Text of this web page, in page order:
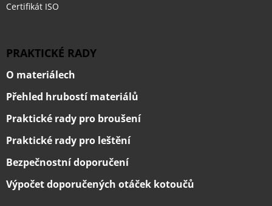
Certifikát ISO
PRAKTICKÉ RADY
O materiálech
Přehled hrubostí materiálů
Praktické rady pro broušení
Praktické rady pro leštění
Bezpečnostní doporučení
Výpočet doporučených otáček kotoučů